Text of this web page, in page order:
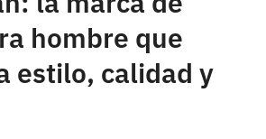
hombre que
estilo, calidad y